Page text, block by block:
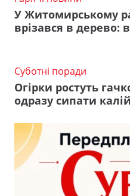
У Житомирському
врізався в дерево:
Суботні поради
Огірки ростуть
одразу сипати